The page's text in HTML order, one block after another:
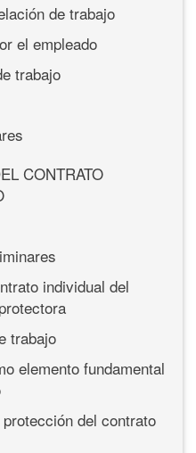
de trabajo
el empleado
trabajo
CONTRATO
individual del
trabajo
elemento fundamental
del contrato